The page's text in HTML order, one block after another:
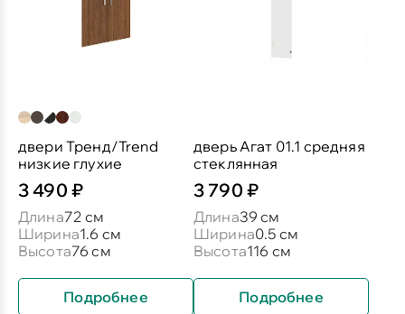
двери Тренд/Trend
низкие глухие
3 490 ₽
Длина72 см
Ширина1.6 см
Высота76 см
Подробнее
дверь Агат 01.1 средняя
стеклянная
3 790 ₽
Длина39 см
Ширина0.5 см
Высота116 см
Подробнее